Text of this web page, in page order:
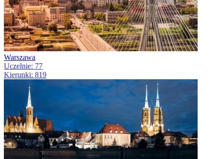
Warszawa
Uczelnie: 77
Kierunki: 819